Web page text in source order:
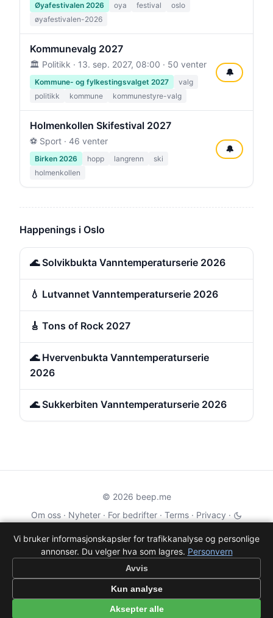
Øyafestivalen 2026 oya festival
oslo
øyafestivalen-2026
Kommunevalg 2027
🏛️ Politikk · 13. sep. 2027, 08:00 · 50 venter
Kommune- og fylkestingsvalget 2027
valg
politikk
kommune kommunestyre-valg
🔔
Holmenkollen Skifestival 2027
⚽ Sport · 46 venter
Birken 2026 hopp langrenn
ski
holmenkollen
🔔
Happenings i Oslo
🌊 Solvikbukta Vanntemperaturserie 2026
💧 Lutvannet Vanntemperaturserie 2026
🎸 Tons of Rock 2027
🌊 Hvervenbukta Vanntemperaturserie
2026
🌊 Sukkerbiten Vanntemperaturserie 2026
© 2026 beep.me
Om oss · Nyheter · For bedrifter · Terms · Privacy ·
·Wikidata·OMDb
Data from TMDB, Wikidata & OMDb. Not endorsed or certified by these
services.
Part of EPAK Vibes·Contact
Personvern|beep.me — reminders gone social
Vi bruker informasjonskapsler for trafikkanalyse og personlige
annonser. Du velger hva som lagres. Personvern
Avvis
Kun analyse
Aksepter alle